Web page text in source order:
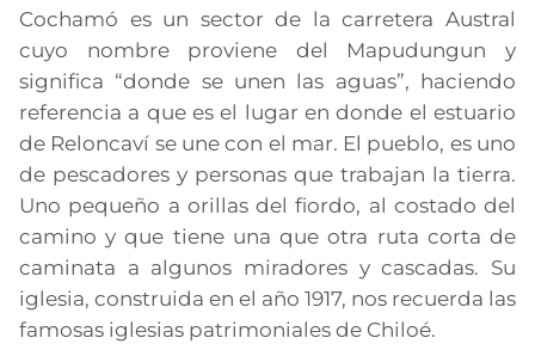
Cochamó es un sector de la carretera Austral
cuyo nombre proviene del Mapudungun y
significa “donde se unen las aguas”, haciendo
referencia a que es el lugar en donde el estuario
de Reloncaví se une con el mar. El pueblo, es uno
de pescadores y personas que trabajan la tierra.
Uno pequeño a orillas del fiordo, al costado del
camino y que tiene una que otra ruta corta de
caminata a algunos miradores y cascadas. Su
iglesia, construida en el año 1917, nos recuerda las
famosas iglesias patrimoniales de Chiloé.